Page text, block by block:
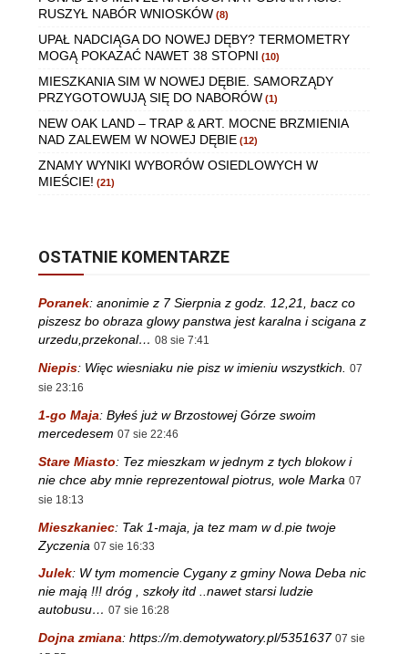
RUSZYŁ NABÓR WNIOSKÓW (8)
UPAŁ NADCIĄGA DO NOWEJ DĘBY? TERMOMETRY
MOGĄ POKAZAĆ NAWET 38 STOPNI (10)
MIESZKANIA SIM W NOWEJ DĘBIE. SAMORZĄDY
PRZYGOTOWUJĄ SIĘ DO NABORÓW (1)
NEW OAK LAND – TRAP & ART. MOCNE BRZMIENIA
NAD ZALEWEM W NOWEJ DĘBIE (12)
ZNAMY WYNIKI WYBORÓW OSIEDLOWYCH W
MIEŚCIE! (21)
OSTATNIE KOMENTARZE
Poranek: anonimie z 7 Sierpnia z godz. 12,21, bacz co
piszesz bo obraza glowy panstwa jest karalna i scigana z
urzedu,przekonal… 08 sie 7:41
Niepis: Więc wiesniaku nie pisz w imieniu wszystkich. 07
sie 23:16
1-go Maja: Byłeś już w Brzostowej Górze swoim
mercedesem 07 sie 22:46
Stare Miasto: Tez mieszkam w jednym z tych blokow i
nie chce aby mnie reprezentowal piotrus, wole Marka 07
sie 18:13
Mieszkaniec: Tak 1-maja, ja tez mam w d.pie twoje
Zyczenia 07 sie 16:33
Julek: W tym momencie Cygany z gminy Nowa Deba nic
nie mają !!! dróg , szkoły itd ..nawet starsi ludzie
autobusu… 07 sie 16:28
Dojna zmiana: https://m.demotywatory.pl/5351637 07 sie